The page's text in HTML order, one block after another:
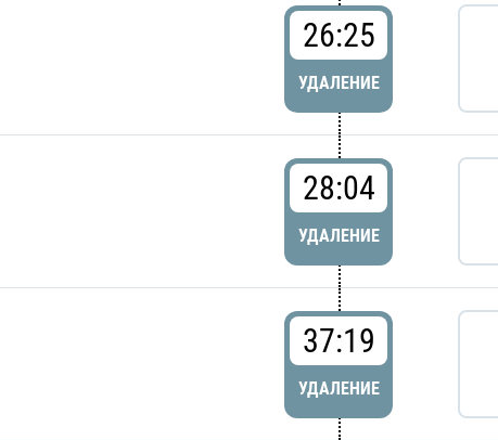
26:25
УДАЛЕНИЕ
28:04
УДАЛЕНИЕ
37:19
УДАЛЕНИЕ